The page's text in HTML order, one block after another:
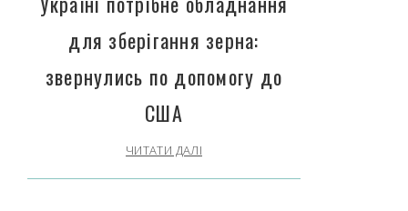
для зберігання зерна:
звернулись по допомогу до
США
ЧИТАТИ ДАЛІ